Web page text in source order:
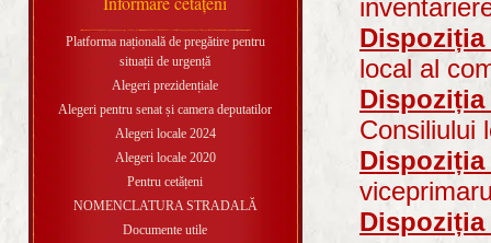
Dispoziția
local al
Dispoziția
Consiliului
Dispoziția
Dispoziția
Platforma națională de pregătire pentru
situații de urgență
Alegeri prezidențiale
Alegeri pentru senat și camera deputatilor
Alegeri locale 2024
Alegeri locale 2020
Pentru cetățeni
NOMENCLATURA STRADALĂ
Documente utile